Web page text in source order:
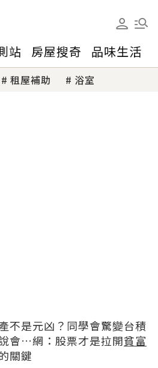
站 房屋搜奇 品味生活
租屋補助 浴室
不是元凶？同學會驚變台積
會…網：股票才是拉開貧富
關鍵